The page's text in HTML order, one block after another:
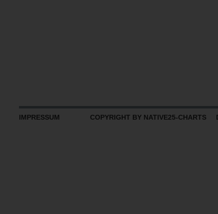
IMPRESSUM COPYRIGHT BY NATIVE25-CHARTS